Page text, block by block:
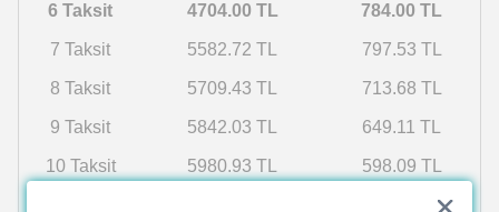
6 Taksit 4704.00 TL 784.00 TL
7 Taksit 5582.72 TL 797.53 TL
8 Taksit 5709.43 TL 713.68 TL
9 Taksit 5842.03 TL 649.11 TL
10 Taksit 5980.93 TL 598.09 TL
556.96 TL